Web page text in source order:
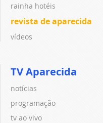
rainha hotéis
revista de aparecida
vídeos
TV Aparecida
notícias
programação
tv ao vivo